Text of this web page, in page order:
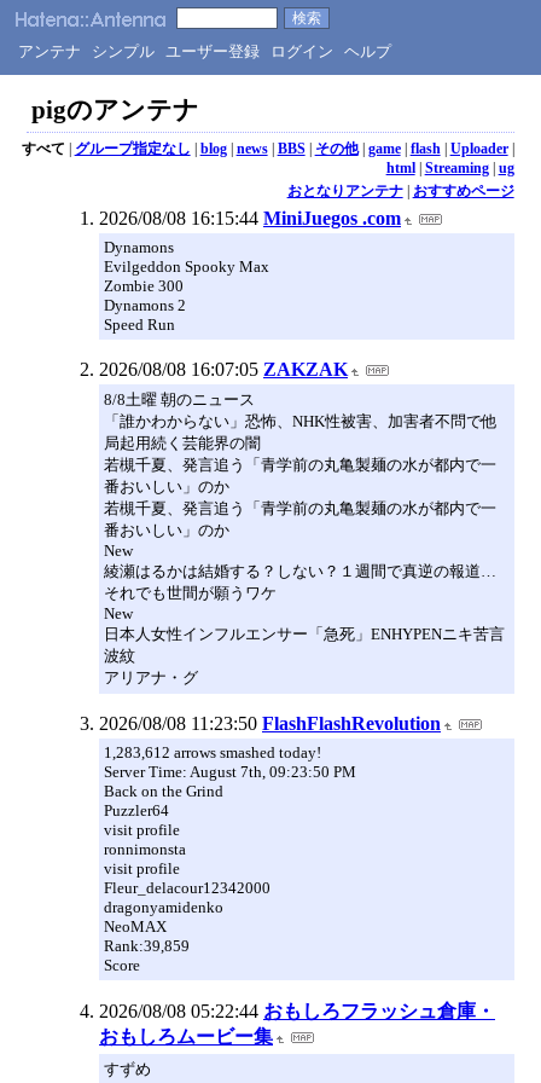
アンテナ シンプル ユーザー登録 ログイン ヘルプ
pigのアンテナ
すべて | グループ指定なし | blog| news| BBS| その他| game| flash| Uploader|
html| Streaming| ug
おとなりアンテナ| おすすめページ
2026/08/08 16:15:44 MiniJuegos .com
Dynamons
Evilgeddon Spooky Max
Zombie 300
Dynamons 2
Speed Run
2026/08/08 16:07:05 ZAKZAK
8/8土曜 朝のニュース
「誰かわからない」恐怖、NHK性被害、加害者不問で他
局起用続く芸能界の闇
若槻千夏、発言追う「青学前の丸亀製麺の水が都内で一
番おいしい」のか
若槻千夏、発言追う「青学前の丸亀製麺の水が都内で一
番おいしい」のか
New
綾瀬はるかは結婚する？しない？１週間で真逆の報道…
それでも世間が願うワケ
New
日本人女性インフルエンサー「急死」ENHYPENニキ苦言
波紋
アリアナ・グ
2026/08/08 11:23:50 FlashFlashRevolution
1,283,612 arrows smashed today!
Server Time: August 7th, 09:23:50 PM
Back on the Grind
Puzzler64
visit profile
ronnimonsta
visit profile
Fleur_delacour12342000
dragonyamidenko
NeoMAX
Rank:39,859
Score
2026/08/08 05:22:44 おもしろフラッシュ倉庫・
おもしろムービー集
すずめ